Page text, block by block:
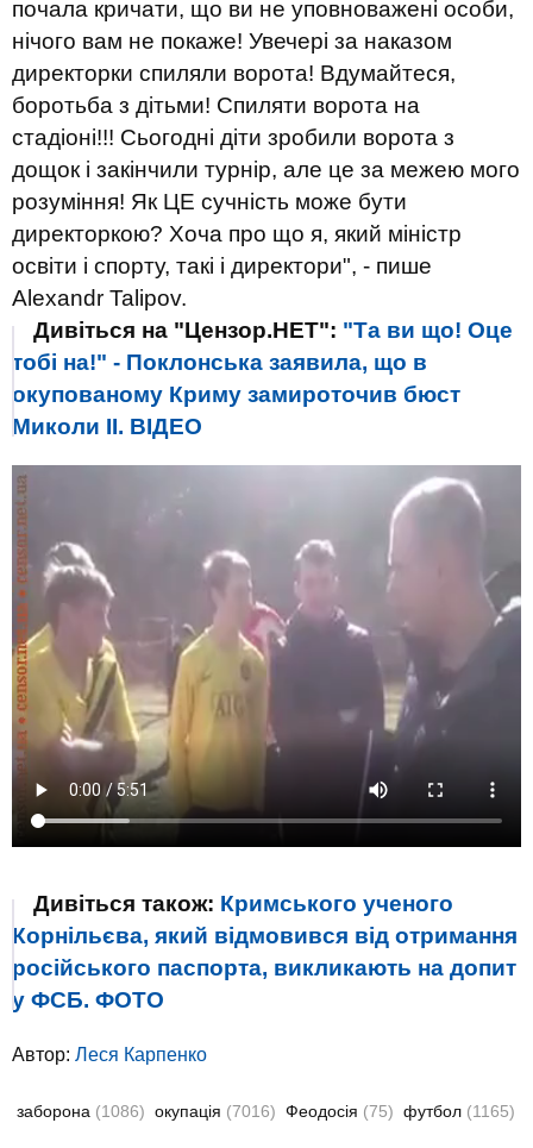
почала кричати, що ви не уповноважені особи,
нічого вам не покаже! Увечері за наказом
директорки спиляли ворота! Вдумайтеся,
боротьба з дітьми! Спиляти ворота на
стадіоні!!! Сьогодні діти зробили ворота з
дощок і закінчили турнір, але це за межею мого
розуміння! Як ЦЕ сучність може бути
директоркою? Хоча про що я, який міністр
освіти і спорту, такі і директори", - пише
Alexandr Talipov.
Дивіться на "Цензор.НЕТ": "Та ви що! Оце
тобі на!" - Поклонська заявила, що в
окупованому Криму замироточив бюст
Миколи II. ВІДЕО
Дивіться також: Кримського ученого
Корнільєва, який відмовився від отримання
російського паспорта, викликають на допит
у ФСБ. ФОТО
Автор: Леся Карпенко
заборона (1086) окупація (7016) Феодосія (75) футбол (1165)